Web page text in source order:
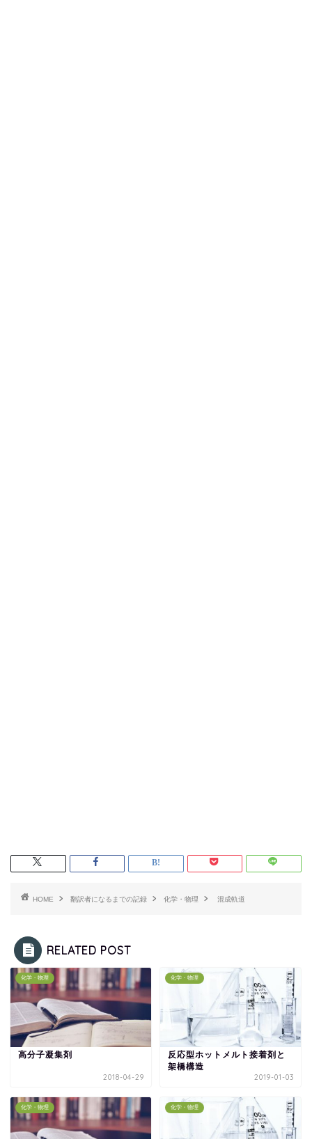
HOME 翻訳者になるまでの記録 化学・物理 混成軌道
RELATED POST
化学・物理
高分子凝集剤
2018-04-29
化学・物理
反応型ホットメルト接着剤と
架橋構造
2019-01-03
化学・物理 化学・物理